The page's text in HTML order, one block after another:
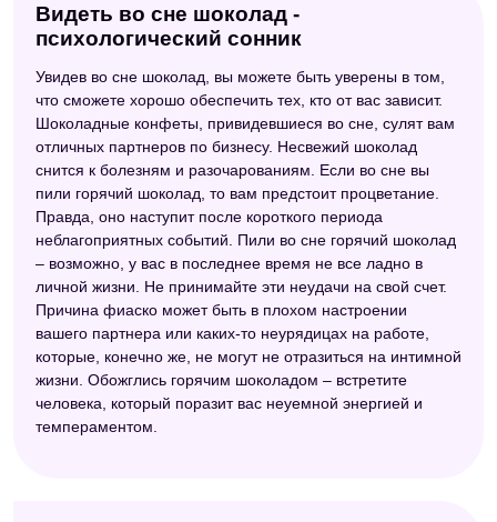
Сонник Авеля
Сонник императрицы Софии
Сонник по алфавиту (Мельников)
Модернистский сонник
Современный сонник
Сонник Миллера
Сонник Симеона Прозорова
Сонник ХХ века
Сонник для девочек
Эзотерический сонник
Цыганский сонник
Видеть во сне шоколад -
психологический сонник
Увидев во сне шоколад, вы можете быть уверены в том,
что сможете хорошо обеспечить тех, кто от вас зависит.
Шоколадные конфеты, привидевшиеся во сне, сулят вам
отличных партнеров по бизнесу. Несвежий шоколад
снится к болезням и разочарованиям. Если во сне вы
пили горячий шоколад, то вам предстоит процветание.
Правда, оно наступит после короткого периода
неблагоприятных событий. Пили во сне горячий шоколад
– возможно, у вас в последнее время не все ладно в
личной жизни. Не принимайте эти неудачи на свой счет.
Причина фиаско может быть в плохом настроении
вашего партнера или каких-то неурядицах на работе,
которые, конечно же, не могут не отразиться на интимной
жизни. Обожглись горячим шоколадом – встретите
человека, который поразит вас неуемной энергией и
темпераментом.